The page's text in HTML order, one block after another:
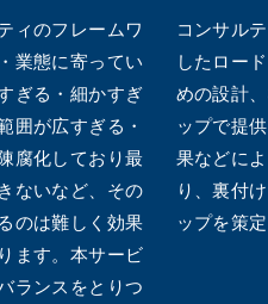
ィのフレームワ
業態に寄ってい
ぎる・細かすぎ
囲が広すぎる・
腐化しており最
ないなど、その
のは難しく効果
ます。本サービ
ランスをとりつ
コンサル
したロー
めの設計
ップで提
果などに
り、裏付
ップを策定